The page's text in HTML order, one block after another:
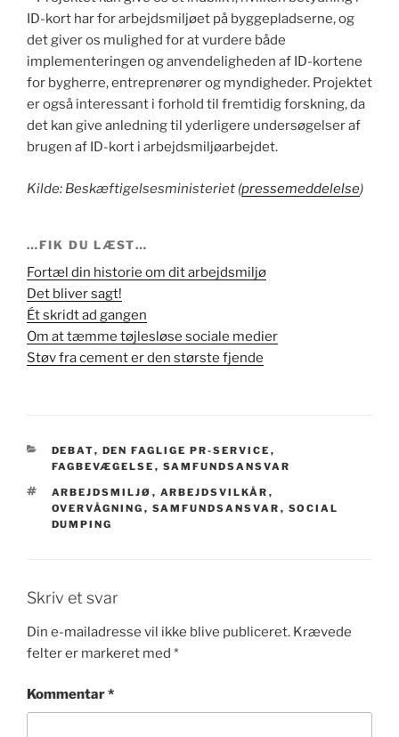
ID-kort har for arbejdsmiljøet på byggepladserne, og
det giver os mulighed for at vurdere både
implementeringen og anvendeligheden af ID-kortene
for bygherre, entreprenører og myndigheder. Projektet
er også interessant i forhold til fremtidig forskning, da
det kan give anledning til yderligere undersøgelser af
brugen af ID-kort i arbejdsmiljøarbejdet.
Kilde: Beskæftigelsesministeriet (pressemeddelelse)
…FIK DU LÆST…
Fortæl din historie om dit arbejdsmiljø
Det bliver sagt!
Ét skridt ad gangen
Om at tæmme tøjlesløse sociale medier
Støv fra cement er den største fjende
KATEGORIER
DEBAT, DEN FAGLIGE PR-SERVICE ,
FAGBEVÆGELSE , SAMFUNDSANSVAR
TAGS
ARBEJDSMILJØ , ARBEJDSVILKÅR ,
OVERVÅGNING , SAMFUNDSANSVAR , SOCIAL
DUMPING
Skriv et svar
Din e-mailadresse vil ikke blive publiceret. Krævede
felter er markeret med *
Kommentar*